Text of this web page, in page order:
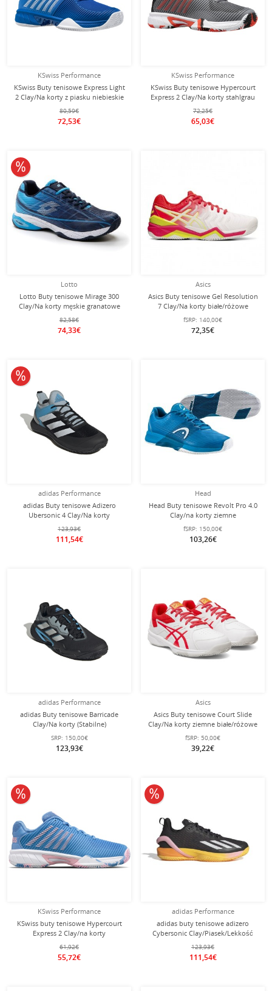
KSwiss Performance
KSwiss Buty tenisowe Express Light
2 Clay/Na korty z piasku niebieskie
męskie
80,59€
72,53€
KSwiss Performance
KSwiss Buty tenisowe Hypercourt
Express 2 Clay/Na korty stahlgrau
Dziecięce
72,25€
65,03€
Lotto
Lotto Buty tenisowe Mirage 300
Clay/Na korty męskie granatowe
82,58€
74,33€
10% obniżone
Asics
Asics Buty tenisowe Gel Resolution
7 Clay/Na korty białe/różowe
Damskie
fSRP: 140,00€
72,35€
adidas Performance
adidas Buty tenisowe Adizero
Ubersonic 4 Clay/Na korty
ciemnoszare/niebieskie Męskie
123,93€
111,54€
10% obniżone
Head
Head Buty tenisowe Revolt Pro 4.0
Clay/na korty ziemne
niebiesko/białe męskie
fSRP: 150,00€
103,26€
adidas Performance
adidas Buty tenisowe Barricade
Clay/Na korty (Stabilne)
magnetycznoszare - Mężczyźni
SRP: 150,00€
123,93€
Asics
Asics Buty tenisowe Court Slide
Clay/Na korty ziemne białe/różowe
Dziecięce
fSRP: 50,00€
39,22€
KSwiss Performance
KSwiss buty tenisowe Hypercourt
Express 2 Clay/na korty
jasnoniebieskie/różowe dziewczęce
61,92€
55,72€
10% obniżone
adidas Performance
adidas buty tenisowe adizero
Cybersonic Clay/Piasek/Lekkość
2024 czarny/pomarańczowy męskie
123,93€
111,54€
10% obniżone